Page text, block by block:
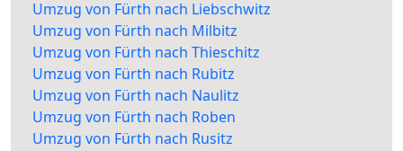
Umzug von Fürth nach Liebschwitz
Umzug von Fürth nach Milbitz
Umzug von Fürth nach Thieschitz
Umzug von Fürth nach Rubitz
Umzug von Fürth nach Naulitz
Umzug von Fürth nach Roben
Umzug von Fürth nach Rusitz